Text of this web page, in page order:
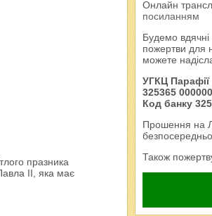
празника
II, яка має
Онлайн
посиланням
Будемо вдячні
пожертви для
можете
УГКЦ
325365
Код банку
Прошення на
Також